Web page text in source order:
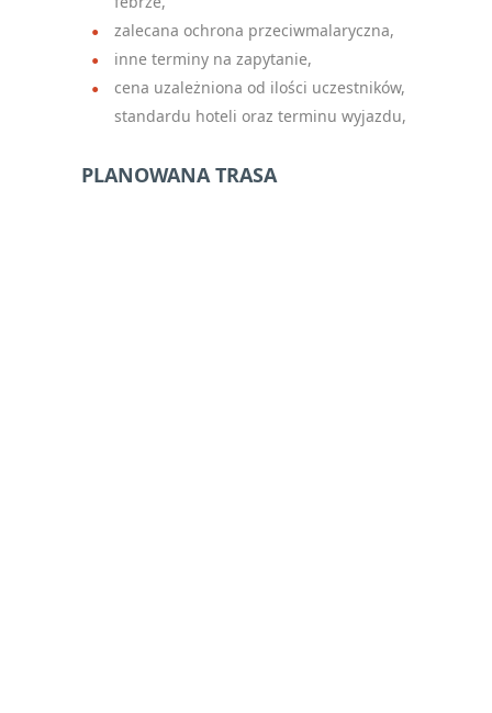
zalecana ochrona przeciwmalaryczna,
inne terminy na zapytanie,
cena uzależniona od ilości uczestników,
standardu hoteli oraz terminu wyjazdu,
PLANOWANA TRASA